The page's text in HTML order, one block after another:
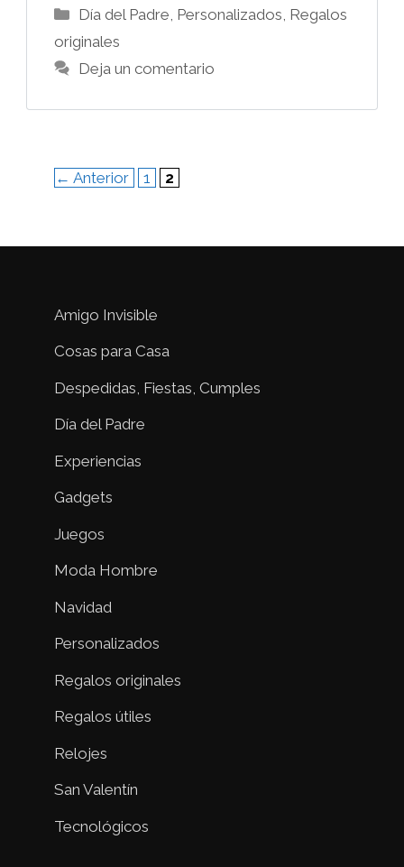
Categorías
Día del Padre Personalizados Regalos
originales
Deja un comentario
← Anterior Página
1 Página
2
Amigo Invisible
Cosas para Casa
Despedidas, Fiestas, Cumples
Día del Padre
Experiencias
Gadgets
Juegos
Moda Hombre
Navidad
Personalizados
Regalos originales
Regalos útiles
Relojes
San Valentín
Tecnológicos